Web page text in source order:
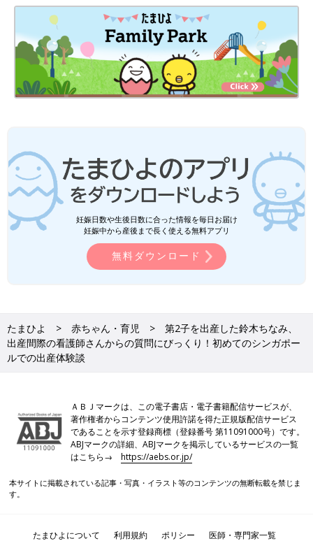
妊娠日数や生後日数に合った情報を毎日お届け
妊娠中から産後まで長く使える無料アプリ
無料ダウンロード
たまひよ 赤ちゃん・育児
第2子を出産した鈴木ちなみ、
出産間際の看護師さんからの質問にびっくり！初めてのシンガポー
ルでの出産体験談
ＡＢＪマークは、この電子書店・電子書籍配信サービスが、
著作権者からコンテンツ使用許諾を得た正規版配信サービス
であることを示す登録商標（登録番号 第11091000号）です。
ABJマークの詳細、ABJマークを掲示しているサービスの一覧
はこちら→https://aebs.or.jp/
本サイトに掲載されている記事・写真・イラスト等のコンテンツの無断転載を禁じま
す。
たまひよについて 利用規約 ポリシー
医師・専門家一覧